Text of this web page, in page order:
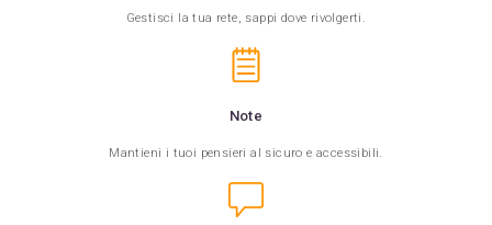
Gestisci la tua rete, sappi dove rivolgerti.
Note
Mantieni i tuoi pensieri al sicuro e accessibili.